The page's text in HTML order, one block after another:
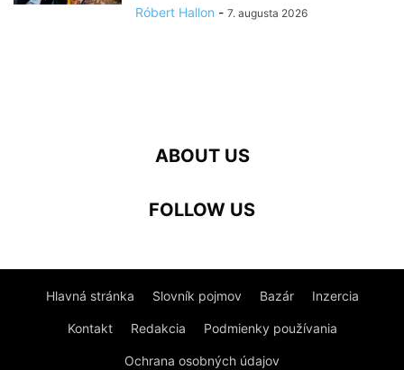
Róbert Hallon - 7. augusta 2026
ABOUT US
FOLLOW US
Hlavná stránka Slovník pojmov Bazár Inzercia
Kontakt Redakcia Podmienky používania
Ochrana osobných údajov